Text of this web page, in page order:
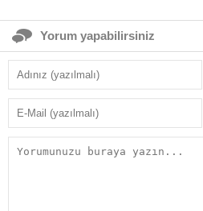
Yorum yapabilirsiniz